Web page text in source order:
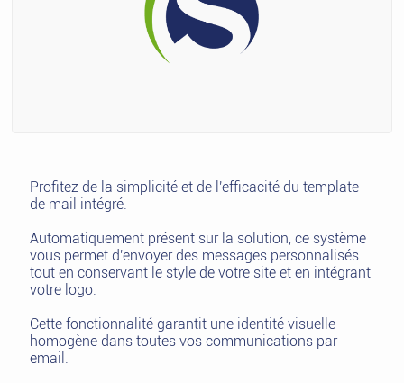
Profitez de la simplicité et de l'efficacité du template
de mail intégré.
Automatiquement présent sur la solution, ce système
vous permet d'envoyer des messages personnalisés
tout en conservant le style de votre site et en intégrant
votre logo.
Cette fonctionnalité garantit une identité visuelle
homogène dans toutes vos communications par
email.